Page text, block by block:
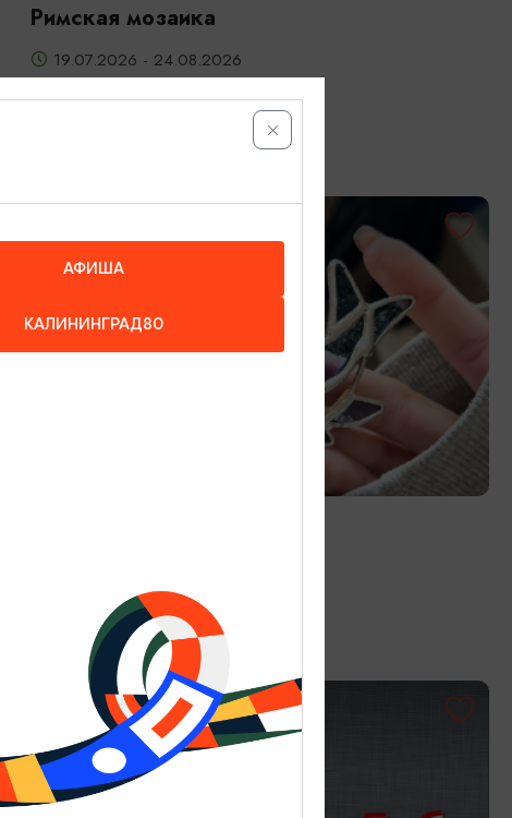
Римская мозаика
19.07.2026 - 24.08.2026
Калининград, Студия «Стёкла»
ОТ 3000₽
АФИША
КАЛИНИНГРАД80